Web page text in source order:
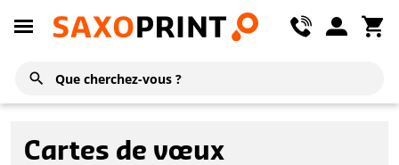
Cartes de vœux